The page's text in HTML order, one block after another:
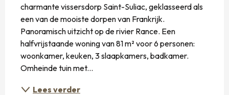
charmante vissersdorp Saint-Suliac, geklasseerd als
een van de mooiste dorpen van Frankrijk.
Panoramisch uitzicht op de rivier Rance. Een
halfvrijstaande woning van 81 m² voor 6 personen:
woonkamer, keuken, 3 slaapkamers, badkamer.
Omheinde tuin met...
Lees verder